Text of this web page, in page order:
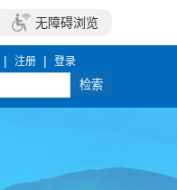
| 注册 | 登录
无障碍浏览